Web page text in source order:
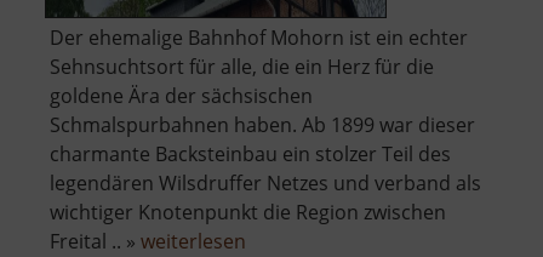
Der ehemalige Bahnhof Mohorn ist ein echter
Sehnsuchtsort für alle, die ein Herz für die
goldene Ära der sächsischen
Schmalspurbahnen haben. Ab 1899 war dieser
charmante Backsteinbau ein stolzer Teil des
legendären Wilsdruffer Netzes und verband als
wichtiger Knotenpunkt die Region zwischen
Freital .. » weiterlesen